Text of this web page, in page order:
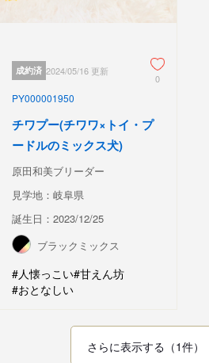
成約済 2024/05/16 更新
0
PY000001950
チワプー(チワワ×トイ・プ
ードルのミックス犬)
原田和美ブリーダー
見学地：岐阜県
誕生日：2023/12/25
ブラックミックス
#人懐っこい#甘えん坊
#おとなしい
さらに表示する（1件）